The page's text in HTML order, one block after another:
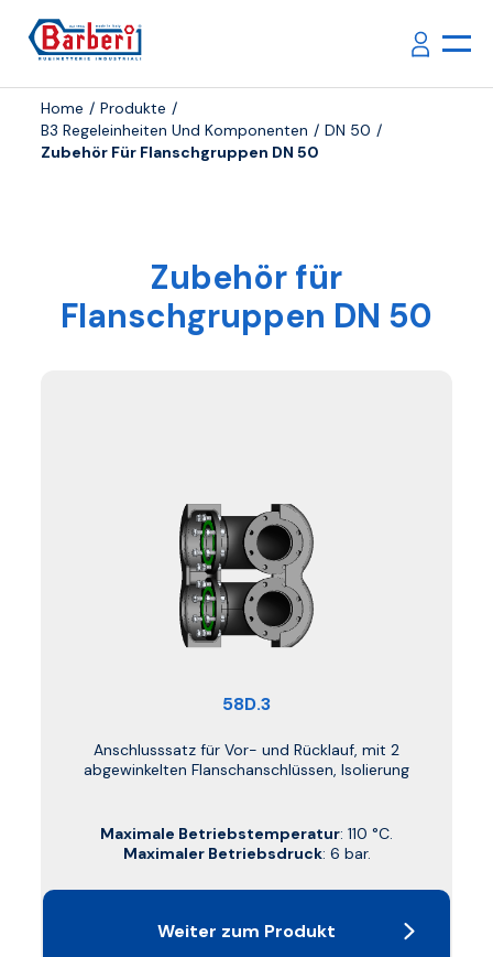
Home
Produkte
B3 Regeleinheiten Und Komponenten
DN 50
Zubehör Für Flanschgruppen DN 50
Zubehör für
Flanschgruppen DN 50
58D.3
Anschlusssatz für Vor- und Rücklauf, mit 2
abgewinkelten Flanschanschlüssen, Isolierung
Maximale Betriebstemperatur: 110 °C.
Maximaler Betriebsdruck: 6 bar.
Weiter zum Produkt